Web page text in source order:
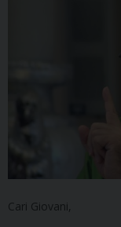
Cari Giovani,